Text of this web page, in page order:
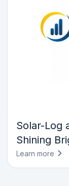
Solar-Log
Shining
Learn more